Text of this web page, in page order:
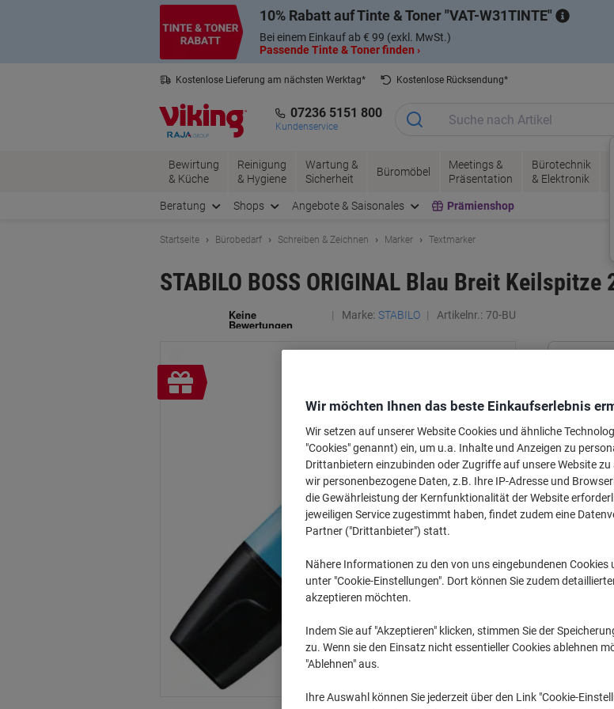
10% Rabatt auf Tinte & Toner VAT-W31TINTE
Bei einem Einkauf ab € 99 (exkl. MwSt.)
Passende Tinte & Toner finden ›
Kostenlose Lieferung am nächsten Werktag*
Kostenlose Rücksendung*
07236 5151 800
Kundenservice
Bewirtung
& Küche
Reinigung
& Hygiene
Wartung &
Sicherheit
Büromöbel
Meetings &
Präsentation
Bürotechnik
& Elektronik
Beratung Shops Angebote & Saisonales Prämienshop
Startseite Bürobedarf Schreiben & Zeichnen Marker Textmarker
STABILO BOSS ORIGINAL Blau Breit
Marke: STABILO Artikelnr.: 70-BU
Inkl.
Geschenk
Mehr Kaufen,
€ 0,79
€ 0,95 inkl. USt
1-2Stück
5+
Wir möchten Ihnen das beste Einkaufserlebnis
Wir setzen auf unserer Website Cookies und ähnliche
"Cookies" genannt) ein, um u.a. Inhalte und Anzeigen zu
Drittanbietern einzubinden oder Zugriffe auf unsere Website
wir personenbezogene Daten, z.B. Ihre IP-Adresse und
die Gewährleistung der Kernfunktionalität der Website
jeweiligen Service zugestimmt haben, findet zudem eine
Partner ("Drittanbieter") statt.
Nähere Informationen zu den von uns eingebundenen Cookies
unter "Cookie-Einstellungen". Dort können Sie zudem
akzeptieren möchten.
Indem Sie auf "Akzeptieren" klicken, stimmen Sie der
zu. Wenn sie den Einsatz nicht essentieller Cookies ablehnen
"Ablehnen" aus.
Ihre Auswahl können Sie jederzeit über den Link "Cookie-